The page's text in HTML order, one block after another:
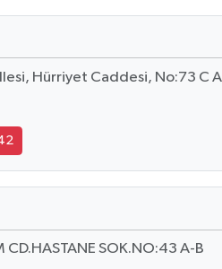
Hürriyet Caddesi, No:73 C
CD.HASTANE SOK.NO:43 A-B